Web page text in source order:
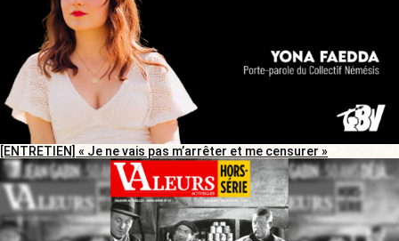
[ENTRETIEN] « Je ne vais pas m’arrêter et me censurer »